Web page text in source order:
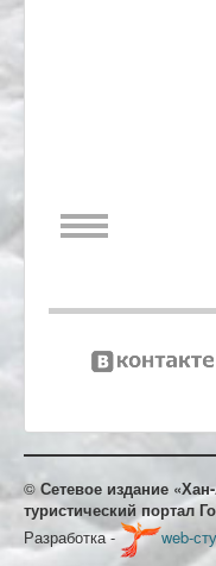
©Сетевое издание
туристический портал
Разработка -
web-